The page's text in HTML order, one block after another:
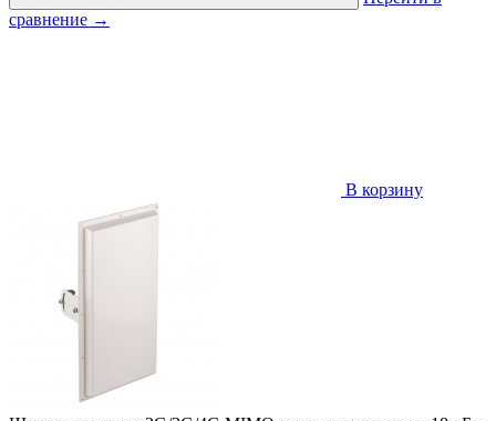
сравнение →
В корзину